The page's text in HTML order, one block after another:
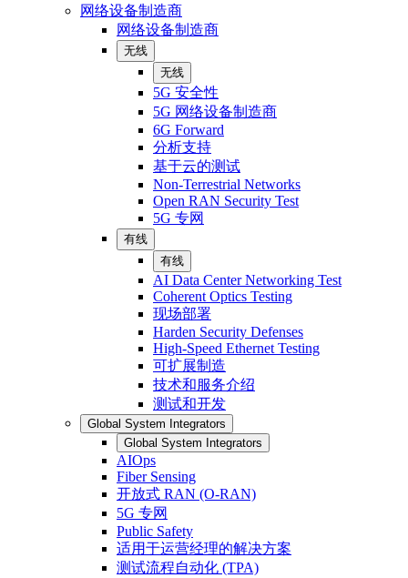
网络设备制造商
网络设备制造商
无线
无线
5G 安全性
5G 网络设备制造商
6G Forward
分析支持
基于云的测试
Non-Terrestrial Networks
Open RAN Security Test
5G 专网
有线
有线
AI Data Center Networking Test
Coherent Optics Testing
现场部署
Harden Security Defenses
High-Speed Ethernet Testing
可扩展制造
技术和服务介绍
测试和开发
Global System Integrators
Global System Integrators
AIOps
Fiber Sensing
开放式 RAN (O-RAN)
5G 专网
Public Safety
适用于运营经理的解决方案
测试流程自动化 (TPA)